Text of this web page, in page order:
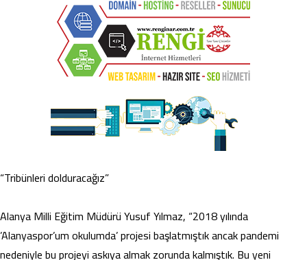
“Tribünleri dolduracağız”
Alanya Milli Eğitim Müdürü Yusuf Yılmaz, “2018 yılında
’Alanyaspor’um okulumda’ projesi başlatmıştık ancak pandemi
nedeniyle bu projeyi askıya almak zorunda kalmıştık. Bu yeni